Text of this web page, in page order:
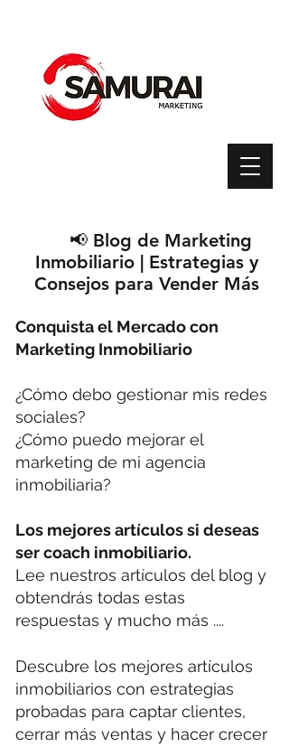
📢 Blog de Marketing
Inmobiliario | Estrategias y
Consejos para Vender Más
Conquista el Mercado con
Marketing Inmobiliario
¿Cómo debo gestionar mis redes
sociales?
¿Cómo puedo mejorar el
marketing de mi agencia
inmobiliaria?
Los mejores artículos si deseas
ser coach inmobiliario.
Lee nuestros artículos del blog y
obtendrás todas estas
respuestas y mucho más ....
Descubre los mejores artículos
inmobiliarios con estrategias
probadas para captar clientes,
cerrar más ventas y hacer crecer